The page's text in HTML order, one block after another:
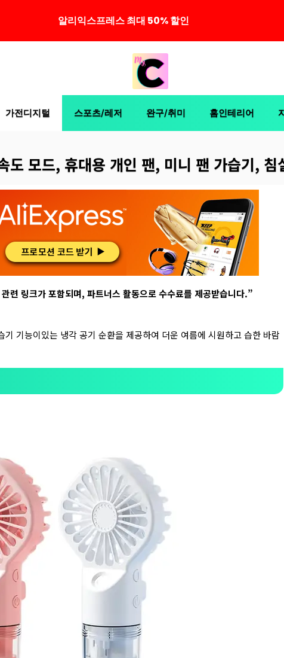
가전디지털 스포츠/레저 완구/취미 홈인테리어
도 모드, 휴대용 개인 팬, 미니 팬 가습기, 침
련 링크가 포함되며, 파트너스 활동으로 수수료를 제공받습니다.”
기 기능이있는 냉각 공기 순환을 제공하여 더운 여름에 시원하고 습한 바람
알리익스프레스 최대 50% 할인